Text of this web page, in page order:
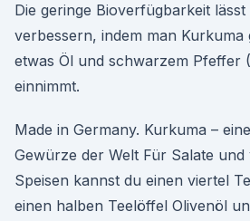
Die geringe Bioverfügbarkeit
verbessern, indem man Kurkuma
etwas Öl und schwarzem Pfeffer
einnimmt.
Made in Germany. Kurkuma –
Gewürze der Welt Für Salate und
Speisen kannst du einen viertel
einen halben Teelöffel Olivenöl